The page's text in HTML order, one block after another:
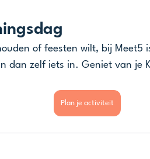
of feesten wilt, bij Meet5
dan zelf iets in. Geniet van je
Plan je activiteit